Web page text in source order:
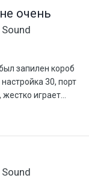
очень
запилен короб
30, порт
играет...